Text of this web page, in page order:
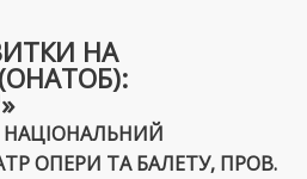
НА
ОПЕРИ ТА БАЛЕТУ, ПРОВ.